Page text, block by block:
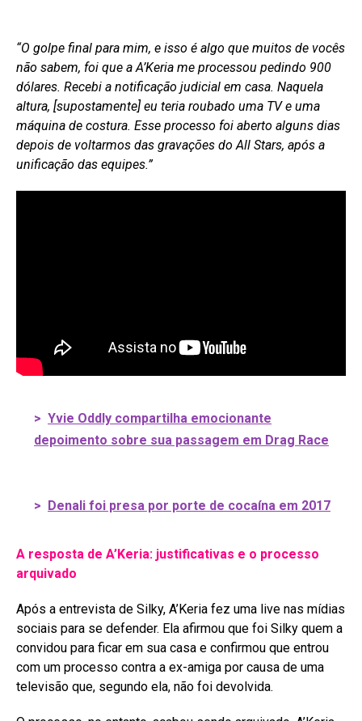
“O golpe final para mim, e isso é algo que muitos de vocês
não sabem, foi que a A’Keria me processou pedindo 900
dólares. Recebi a notificação judicial em casa. Naquela
altura, [supostamente] eu teria roubado uma TV e uma
máquina de costura. Esse processo foi aberto alguns dias
depois de voltarmos das gravações do All Stars, após a
unificação das equipes.”
> Yvie Oddly compartilha emocionante
depoimento sobre sua passagem em Drag Race
> Denali foi presa por porte de cocaína em 2017
A resposta de A’Keria: justificativas e o processo
arquivado
Após a entrevista de Silky, A’Keria fez uma live nas mídias
sociais para se defender. Ela afirmou que foi Silky quem a
convidou para ficar em sua casa e confirmou que entrou
com um processo contra a ex-amiga por causa de uma
televisão que, segundo ela, não foi devolvida.